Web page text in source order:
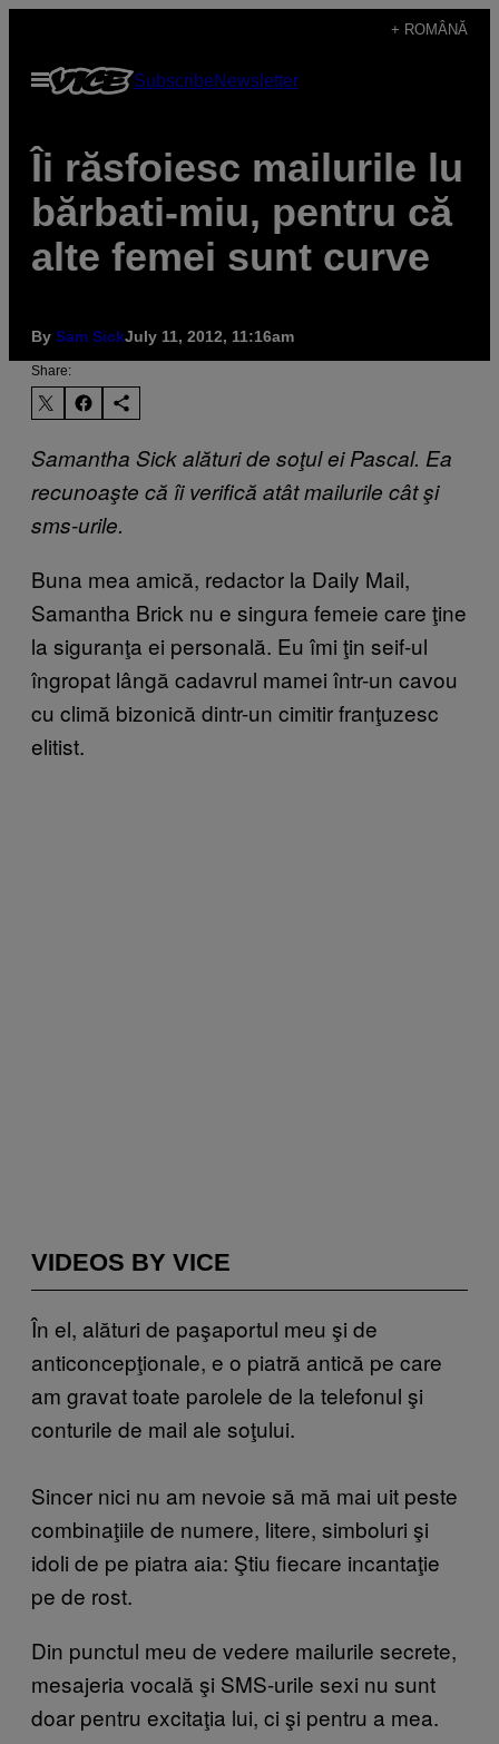
content
+ ROMÂNĂ
Open
Menu
SubscribeNewsletter
Îi răsfoiesc mailurile lu
bărbati-miu, pentru că
alte femei sunt curve
By Sam SickJuly 11, 2012, 11:16am
Share:
Samantha Sick alături de soţul ei Pascal. Ea
recunoaşte că îi verifică atât mailurile cât şi
sms-urile.
Buna mea amică, redactor la Daily Mail,
Samantha Brick nu e singura femeie care ţine
la siguranţa ei personală. Eu îmi ţin seif-ul
îngropat lângă cadavrul mamei într-un cavou
cu climă bizonică dintr-un cimitir franţuzesc
elitist.
VIDEOS BY VICE
În el, alături de paşaportul meu şi de
anticoncepţionale, e o piatră antică pe care
am gravat toate parolele de la telefonul şi
conturile de mail ale soţului.
Sincer nici nu am nevoie să mă mai uit peste
combinaţiile de numere, litere, simboluri şi
idoli de pe piatra aia: Ştiu fiecare incantaţie
pe de rost.
Din punctul meu de vedere mailurile secrete,
mesajeria vocală şi SMS-urile sexi nu sunt
doar pentru excitaţia lui, ci şi pentru a mea.